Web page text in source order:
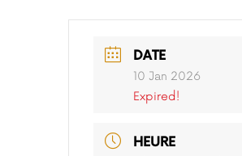
DATE
10 Jan 2026
Expired!
HEURE